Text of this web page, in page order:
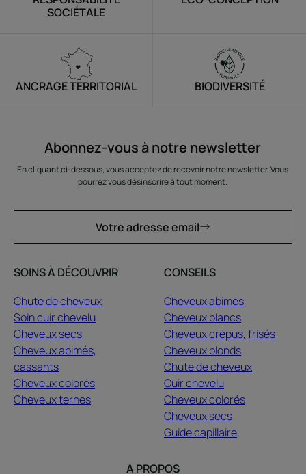
SOCIÉTALE
ANCRAGE TERRITORIAL BIODIVERSITÉ
Abonnez-vous à notre newsletter
En cliquant ci-dessous, vous acceptez de recevoir notre newsletter. Vous
pourrez vous désinscrire à tout moment.
Votre adresse email
SOINS À DÉCOUVRIR
Chute de cheveux
Soin cuir chevelu
Cheveux secs
Cheveux abimés,
cassants
Cheveux colorés
Cheveux ternes
CONSEILS
Cheveux abimés
Cheveux blancs
Cheveux crépus, frisés
Cheveux blonds
Chute de cheveux
Cuir chevelu
Cheveux colorés
Cheveux secs
Guide capillaire
A PROPOS